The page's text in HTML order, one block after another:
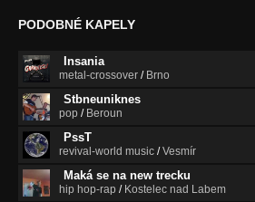
PODOBNÉ KAPELY
Insania
metal-crossover / Brno
Stbneuniknes
pop / Beroun
PssT
revival-world music /Vesmír
Maká se na new trecku
hip hop-rap / Kostelec nad Labem